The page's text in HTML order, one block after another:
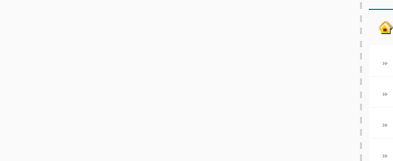
»
»
»
»